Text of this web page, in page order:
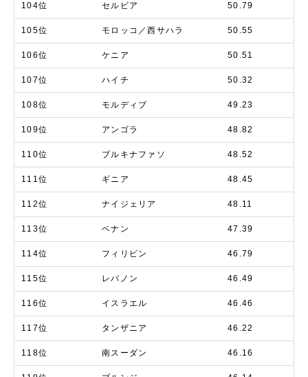
104位 セルビア 50.79
105位 モロッコ／西サハラ 50.55
106位 ケニア 50.51
107位 ハイチ 50.32
108位 モルディブ 49.23
109位 アンゴラ 48.82
110位 ブルキナファソ 48.52
111位 ギニア 48.45
112位 ナイジェリア 48.11
113位 ベナン 47.39
114位 フィリピン 46.79
115位 レバノン 46.49
116位 イスラエル 46.46
117位 タンザニア 46.22
118位 南スーダン 46.16